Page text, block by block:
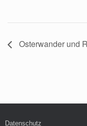
Osterwander und
Datenschutz